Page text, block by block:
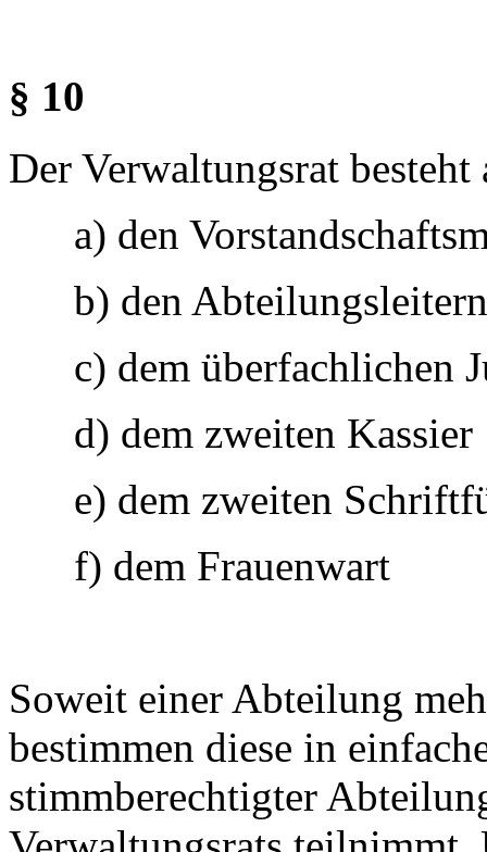
§ 10
Der Verwaltungsrat besteht
a) den
b) den
c) dem überfachlichen
d) dem zweiten Kassier
e) dem zweiten
f) dem Frauenwart
Soweit einer Abteilung
bestimmen diese in
stimmberechtigter